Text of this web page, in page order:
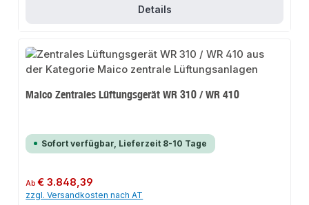
Details
Maico Zentrales Lüftungsgerät WR 310 / WR 410
Sofort verfügbar, Lieferzeit 8-10 Tage
Regulärer Preis:
Ab€ 3.848,39
zzgl. Versandkosten nach AT